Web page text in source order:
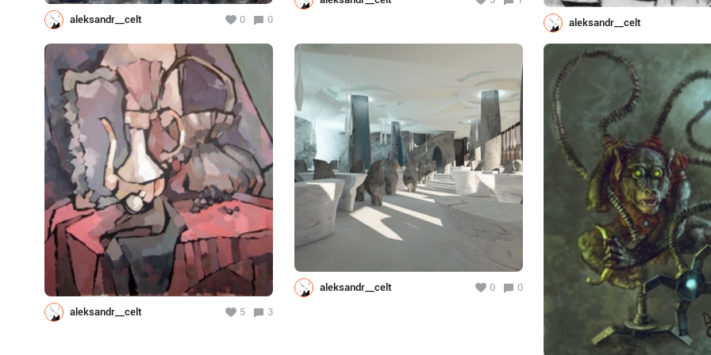
aleksandr__celt 0 0
aleksandr__celt
aleksandr__celt 5 3
aleksandr__celt 0 0